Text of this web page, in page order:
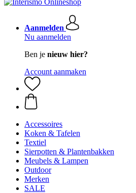
Aanmelden
Nu aanmelden
Ben je nieuw hier?
Account aanmaken
Accessoires
Koken & Tafelen
Textiel
Sierpotten & Plantenbakken
Meubels & Lampen
Outdoor
Merken
SALE